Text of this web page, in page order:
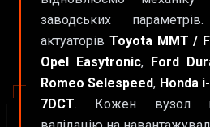
заводських
актуаторів Toyota MMT /
Opel Easytronic, Ford
Romeo Selespeed, Honda
7DCT. Кожен вузол